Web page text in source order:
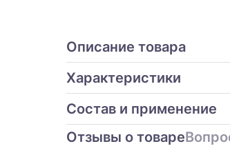
Описание товара
Характеристики
Состав и применение
Отзывы о товаре